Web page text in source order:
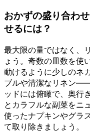
おかずの盛り合わ
せるには？
最大限の量ではなく、
ょう。奇数の皿数を使
動けるように少しの
ブルや清潔なリネン
ッドには俯瞰で、奥行
とカラフルな副菜をニ
使ったナプキンやグラ
て取り除きましょう。